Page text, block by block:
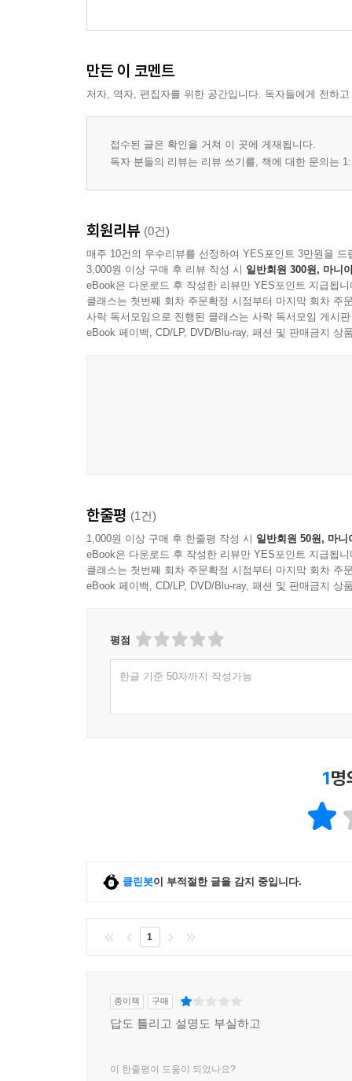
만든 이 코멘트
저자, 역자, 편집자를 위한 공간입니다. 독자들에게 전하
접수된 글은 확인을 거쳐 이 곳에 게재됩니다.
독자 분들의 리뷰는 리뷰 쓰기를, 책에 대한 문의는
회원리뷰 (0건)
매주 10건의 우수리뷰를 선정하여 YES포인트 3만원을 드
3,000원 이상 구매 후 리뷰 작성 시 일반회원 300원, 마니
eBook은 다운로드 후 작성한 리뷰만 YES포인트 지급됩니
클래스는 첫번째 회차 주문확정 시점부터 마지막 회차 주
사락 독서모임으로 진행된 클래스는 사락 독서모임 게시
eBook 페이백, CD/LP, DVD/Blu-ray, 패션 및 판매금지 상
한줄평 (1건)
1,000원 이상 구매 후 한줄평 작성 시 일반회원 50원, 마니
eBook은 다운로드 후 작성한 리뷰만 YES포인트 지급됩니
클래스는 첫번째 회차 주문확정 시점부터 마지막 회차 주
eBook 페이백, CD/LP, DVD/Blu-ray, 패션 및 판매금지 상
평점
한글 기준 50자까지 작성가능
1명
클린봇이 부적절한 글을 감지 중입니다.
1
종이책 구매
답도 틀리고 설명도 부실하고
이 한줄평이 도움이 되었나요?